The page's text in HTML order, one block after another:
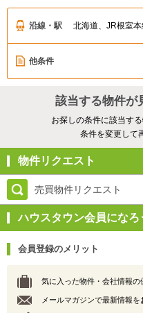
沿線・駅 北海道、JR根室
他条件
該当する物件が
お探しの条件に該当す
条件を変更して
物件リクエスト
売買物件リクエスト
ハウスタウン会員になろ
会員登録のメリット
気に入った物件・会社情報の
メールマガジンで最新情報を